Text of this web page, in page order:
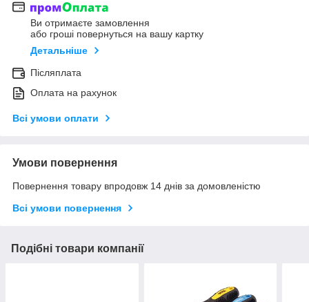
Ви отримаєте замовлення
або гроші повернуться на вашу картку
Детальніше
Післяплата
Оплата на рахунок
Всі умови оплати
Умови повернення
Повернення товару впродовж 14 днів за домовленістю
Всі умови повернення
Подібні товари компанії